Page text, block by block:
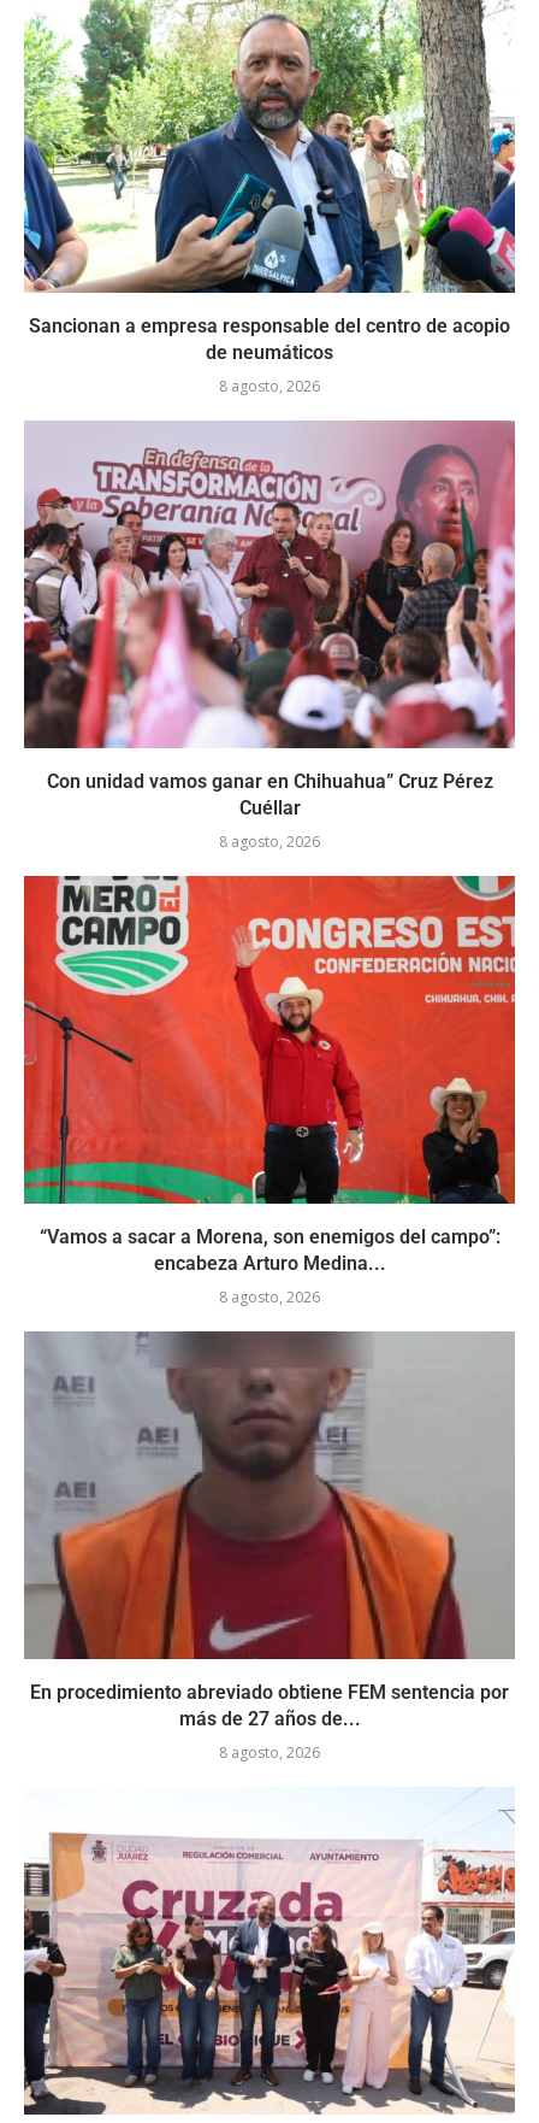
Sancionan a empresa responsable del centro de acopio
de neumáticos
8 agosto, 2026
Con unidad vamos ganar en Chihuahua” Cruz Pérez
Cuéllar
8 agosto, 2026
“Vamos a sacar a Morena, son enemigos del campo”:
encabeza Arturo Medina...
8 agosto, 2026
En procedimiento abreviado obtiene FEM sentencia por
más de 27 años de...
8 agosto, 2026